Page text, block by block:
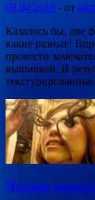
08.04.2019 - от
Казалось бы, две
какие разные!
провести
вышивкой. И
Чудаки